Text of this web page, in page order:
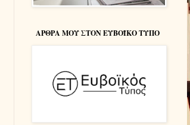
ΑΡΘΡΑ ΜΟΥ ΣΤΟΝ ΕΥΒΟΪΚΟ ΤΥΠΟ